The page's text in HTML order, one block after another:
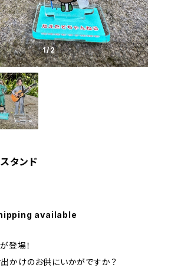
1/2
タンド
available
登場！
かけのお供にいかがですか？